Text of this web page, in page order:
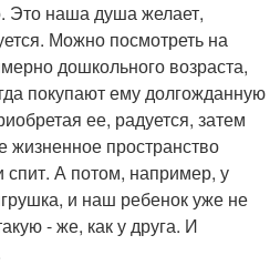
Это наша душа желает,
Можно посмотреть на
дошкольного возраста,
покупают ему долгожданную
ее, радуется, затем
жизненное пространство
спит. А потом, например, у
и наш ребенок уже не
- же, как у друга. И